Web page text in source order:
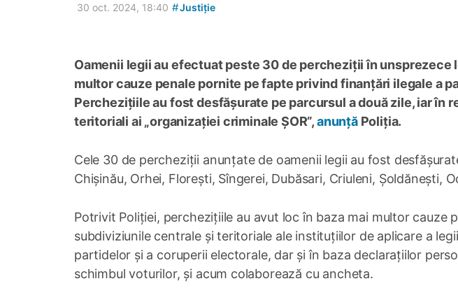
30 oct. 2024, 18:40 #Justiție
Oamenii legii au efectuat peste 30 de percheziții în unsprezece
multor cauze penale pornite pe fapte privind finanțări ilegale a
Perchezițiile au fost desfășurate pe parcursul a două zile, iar în
teritoriali ai „organizației criminale ȘOR”,anunțăPoliția.
Cele 30 de percheziții anunțate de oamenii legii au fost
Chișinău, Orhei, Florești, Sîngerei, Dubăsari, Criuleni, Șoldănești,
Potrivit Poliției, perchezițiile au avut loc în baza mai multor cauze
subdiviziunile centrale și teritoriale ale instituțiilor de aplicare a
partidelor și a coruperii electorale, dar și în baza declarațiilor
schimbul voturilor, și acum colaborează cu ancheta.